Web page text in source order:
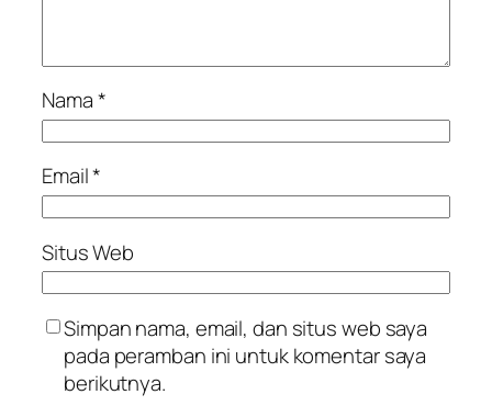
Nama*
Email*
Situs Web
Simpan nama, email, dan situs web saya
pada peramban ini untuk komentar saya
berikutnya.